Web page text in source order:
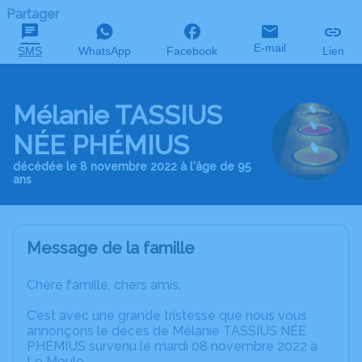
Partager
SMS WhatsApp Facebook E-mail Lien
Mélanie TASSIUS
NÉE PHÉMIUS
décédée le 8 novembre 2022 à l'âge de 95
ans
Message de la famille
Chère famille, chers amis,
C’est avec une grande tristesse que nous vous
annonçons le décès de Mélanie TASSIUS NÉE
PHÉMIUS survenu le mardi 08 novembre 2022 à